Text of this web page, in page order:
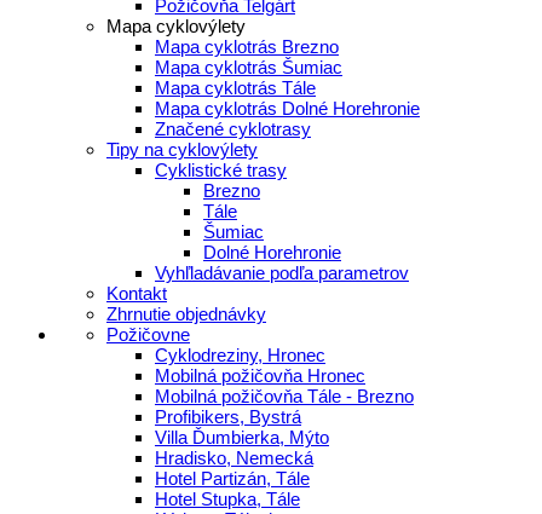
Požičovňa Telgárt
Mapa cyklovýlety
Mapa cyklotrás Brezno
Mapa cyklotrás Šumiac
Mapa cyklotrás Tále
Mapa cyklotrás Dolné Horehronie
Značené cyklotrasy
Tipy na cyklovýlety
Cyklistické trasy
Brezno
Tále
Šumiac
Dolné Horehronie
Vyhľladávanie podľa parametrov
Kontakt
Zhrnutie objednávky
Požičovne
Cyklodreziny, Hronec
Mobilná požičovňa Hronec
Mobilná požičovňa Tále - Brezno
Profibikers, Bystrá
Villa Ďumbierka, Mýto
Hradisko, Nemecká
Hotel Partizán, Tále
Hotel Stupka, Tále